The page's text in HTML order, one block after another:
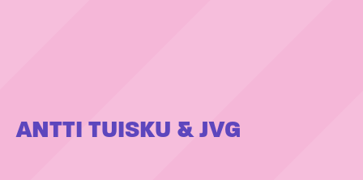
ANTTI TUISKU & JVG